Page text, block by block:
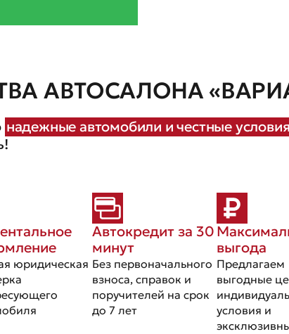
АВТОСАЛОНА
надежные автомобили и честные
юридическая
Автокредит за 30
минут
Без первоначального
взноса, справок и
поручителей на срок
до 7 лет
выгода
Предлагаем
выгодные
условия и